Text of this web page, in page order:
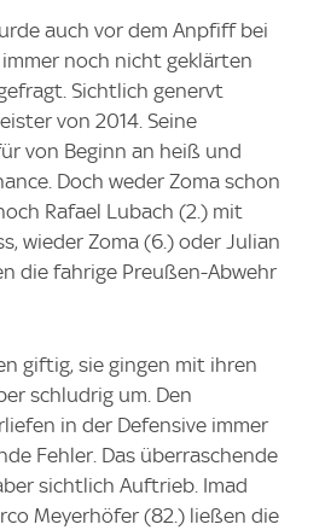
auch vor dem Anpfiff bei
noch nicht geklärten
Sichtlich genervt
von 2014. Seine
von Beginn an heiß und
Doch weder Zoma schon
Rafael Lubach (2.) mit
wieder Zoma (6.) oder Julian
die fahrige Preußen-Abwehr
giftig, sie gingen mit ihren
schludrig um. Den
in der Defensive immer
Fehler. Das überraschende
sichtlich Auftrieb. Imad
Meyerhöfer (82.) ließen die